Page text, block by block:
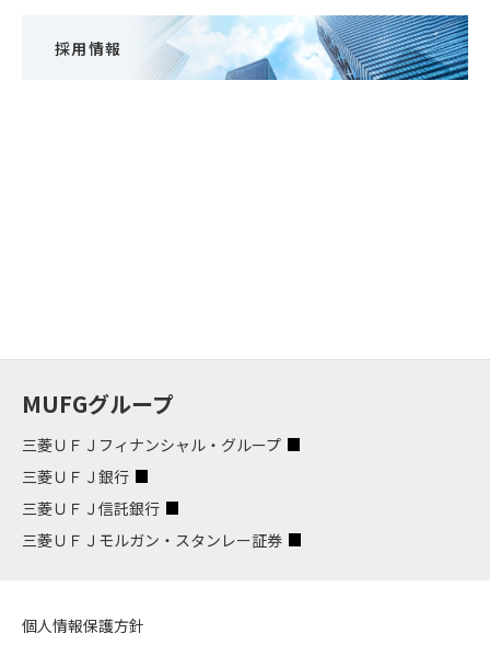
採用情報
MUFGグループ
三菱ＵＦＪフィナンシャル・グループ
三菱ＵＦＪ銀行
三菱ＵＦＪ信託銀行
三菱ＵＦＪモルガン・スタンレー証券
個人情報保護方針